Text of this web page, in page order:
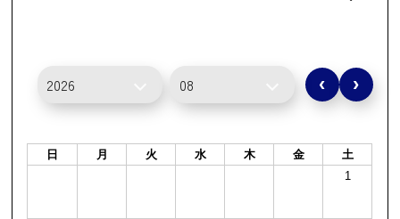
‹ ›
日 月 火 水 木 金
土
1